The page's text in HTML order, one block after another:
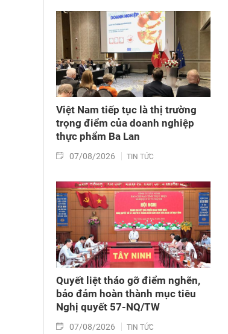
Việt Nam tiếp tục là thị trường
trọng điểm của doanh nghiệp
thực phẩm Ba Lan
07/08/2026 TIN TỨC
Quyết liệt tháo gỡ điểm nghẽn,
bảo đảm hoàn thành mục tiêu
Nghị quyết 57-NQ/TW
07/08/2026 TIN TỨC